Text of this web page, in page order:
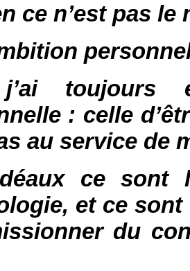
ce n’est pas le
toujours
: celle
au service de
ce sont
et ce
du